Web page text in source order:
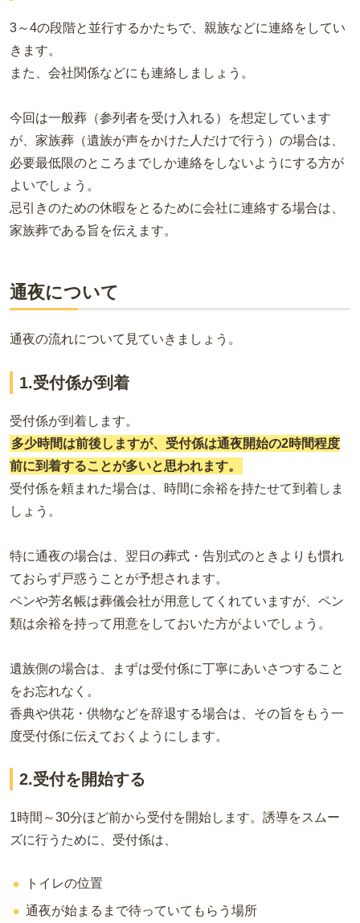
3～4の段階と並行するかたちで、親族などに連絡をしてい
きます。
また、会社関係などにも連絡しましょう。
今回は一般葬（参列者を受け入れる）を想定しています
が、家族葬（遺族が声をかけた人だけで行う）の場合は、
必要最低限のところまでしか連絡をしないようにする方が
よいでしょう。
忌引きのための休暇をとるために会社に連絡する場合は、
家族葬である旨を伝えます。
通夜について
通夜の流れについて見ていきましょう。
1.受付係が到着
受付係が到着します。
多少時間は前後しますが、受付係は通夜開始の2時間程度
前に到着することが多いと思われます。
受付係を頼まれた場合は、時間に余裕を持たせて到着しま
しょう。
特に通夜の場合は、翌日の葬式・告別式のときよりも慣れ
ておらず戸惑うことが予想されます。
ペンや芳名帳は葬儀会社が用意してくれていますが、ペン
類は余裕を持って用意をしておいた方がよいでしょう。
遺族側の場合は、まずは受付係に丁寧にあいさつすること
をお忘れなく。
香典や供花・供物などを辞退する場合は、その旨をもう一
度受付係に伝えておくようにします。
2.受付を開始する
1時間～30分ほど前から受付を開始します。誘導をスムー
ズに行うために、受付係は、
トイレの位置
通夜が始まるまで待っていてもらう場所